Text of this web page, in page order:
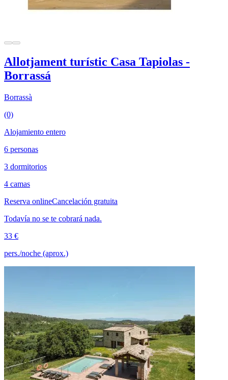
Allotjament turístic Casa Tapiolas -
Borrassá
Borrassà
(0)
Alojamiento entero
6 personas
3 dormitorios
4 camas
Reserva onlineCancelación gratuita
Todavía no se te cobrará nada.
33 €
pers./noche (aprox.)